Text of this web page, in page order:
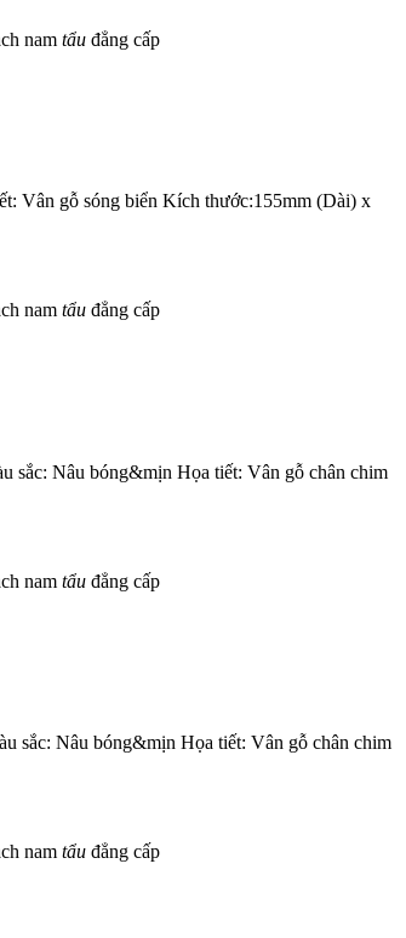
nam tẩu đẳng cấp
Vân gỗ sóng biển Kích thước:155mm (Dài) x
nam tẩu đẳng cấp
sắc: Nâu bóng&mịn Họa tiết: Vân gỗ chân chim
nam tẩu đẳng cấp
sắc: Nâu bóng&mịn Họa tiết: Vân gỗ chân chim
nam tẩu đẳng cấp